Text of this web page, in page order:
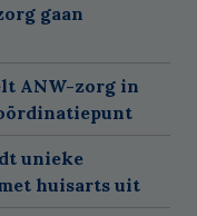
gaan
ANW-zorg in
unieke
huisarts uit